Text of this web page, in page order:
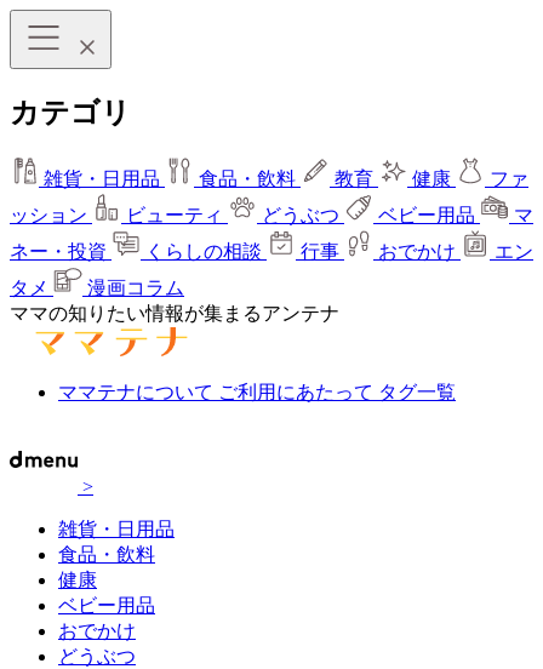
カテゴリ
雑貨・日用品 食品・飲料 教育 健康
ファ
ッション
ビューティ どうぶつ ベビー用品
マ
ネー・投資
くらしの相談 行事 おでかけ
エン
タメ
漫画コラム
ママの知りたい情報が集まるアンテナ
ママテナについて ご利用にあたって タグ一覧
>
雑貨・日用品
食品・飲料
健康
ベビー用品
おでかけ
どうぶつ